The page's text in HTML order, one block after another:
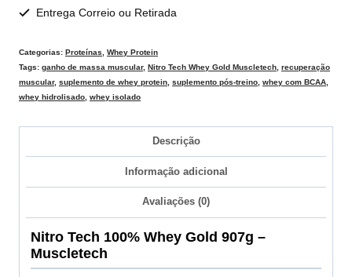
Entrega Correio ou Retirada
Categorias: Proteínas
Whey Protein
Tags: ganho de massa muscular, Nitro Tech Whey Gold Muscletech recuperação
muscular, suplemento de whey protein suplemento pós-treino whey com BCAA
whey hidrolisado whey isolado
Descrição
Informação adicional
Avaliações (0)
Nitro Tech 100% Whey Gold 907g –
Muscletech